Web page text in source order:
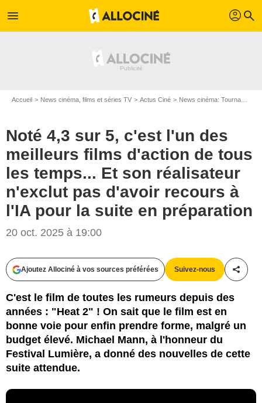
menu profil search
Accueil News cinéma, films et séries TV Actus Ciné News cinéma: Tournages
Noté 4,3 sur 5, c'est l'un des
meilleurs films d'action de tous
les temps... Et son réalisateur
n'exclut pas d'avoir recours à
l'IA pour la suite en préparation
20 oct. 2025 à 19:00
Ajoutez Allociné à vos sources préférées Suivez-nous
C'est le film de toutes les rumeurs depuis des
années : "Heat 2" ! On sait que le film est en
bonne voie pour enfin prendre forme, malgré un
budget élevé. Michael Mann, à l'honneur du
Festival Lumière, a donné des nouvelles de cette
suite attendue.